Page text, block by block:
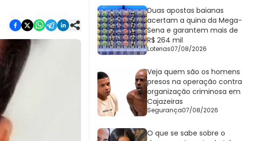
Duas apostas baianas
acertam a quina da Mega-
Sena e garantem mais de
R$ 264 mil
Loterias07/08/2026
Veja quem são os homens
presos na operação contra
organização criminosa em
Cajazeiras
Segurança07/08/2026
O que se sabe sobre o